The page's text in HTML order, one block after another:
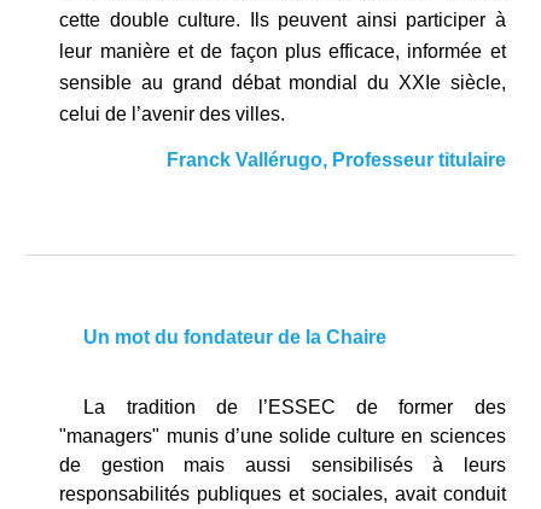
cette double culture. Ils peuvent ainsi participer à
leur manière et de façon plus efficace, informée et
sensible au grand débat mondial du XXIe siècle,
celui de l’avenir des villes.
Franck Vallérugo, Professeur titulaire
Un mot du fondateur de la Chaire
La tradition de l’ESSEC de former des
"managers" munis d’une solide culture en sciences
de gestion mais aussi sensibilisés à leurs
responsabilités publiques et sociales, avait conduit